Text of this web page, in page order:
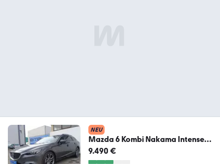
NEU
Mazda 6 Kombi Nakama Intense
LED Standheizung Leder
9.490 €